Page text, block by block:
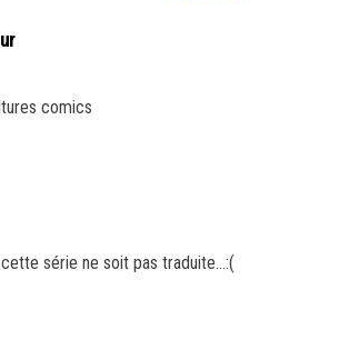
comics
série ne soit pas traduite…:(